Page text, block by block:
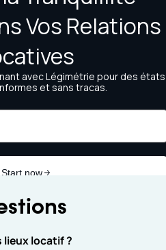
locatif ?